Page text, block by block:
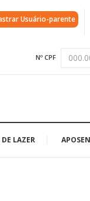
Usuário-parente
Nº CPF
LAZER